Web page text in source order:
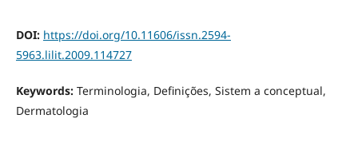
DOI: https://doi.org/10.11606/issn.2594-
5963.lilit.2009.114727
Keywords: Terminologia, Definições, Sistem a conceptual,
Dermatologia